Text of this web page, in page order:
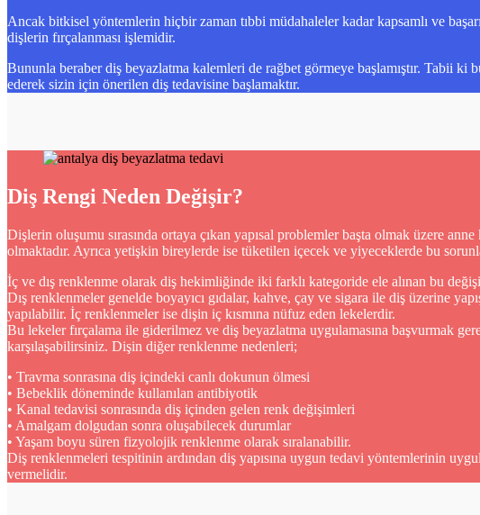
Ancak bitkisel yöntemlerin hiçbir zaman tıbbi müdahaleler kadar kapsamlı ve
dişlerin fırçalanması işlemidir.
Bununla beraber diş beyazlatma kalemleri de rağbet görmeye başlamıştır. Tabii
ederek sizin için önerilen diş tedavisine başlamaktır.
Diş Rengi Neden Değişir?
Dişlerin oluşumu sırasında ortaya çıkan yapısal problemler başta olmak üzere
olmaktadır. Ayrıca yetişkin bireylerde ise tüketilen içecek ve yiyeceklerde bu
İç ve dış renklenme olarak diş hekimliğinde iki farklı kategoride ele alınan bu
Dış renklenmeler genelde boyayıcı gıdalar, kahve, çay ve sigara ile diş üzerine
yapılabilir. İç renklenmeler ise dişin iç kısmına nüfuz eden lekelerdir.
Bu lekeler fırçalama ile giderilmez ve diş beyazlatma uygulamasına başvurmak
karşılaşabilirsiniz. Dişin diğer renklenme nedenleri;
• Travma sonrasına diş içindeki canlı dokunun ölmesi
• Bebeklik döneminde kullanılan antibiyotik
• Kanal tedavisi sonrasında diş içinden gelen renk değişimleri
• Amalgam dolgudan sonra oluşabilecek durumlar
• Yaşam boyu süren fizyolojik renklenme olarak sıralanabilir.
Diş renklenmeleri tespitinin ardından diş yapısına uygun tedavi yöntemlerinin
vermelidir.